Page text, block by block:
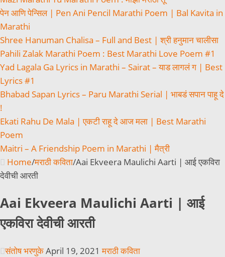
पेन आणि पेन्सिल | Pen Ani Pencil Marathi Poem | Bal Kavita in
Marathi
Shree Hanuman Chalisa – Full and Best | श्री हनुमान चालीसा
Pahili Zalak Marathi Poem : Best Marathi Love Poem #1
Yad Lagala Ga Lyrics in Marathi – Sairat – याड लागलं ग | Best
Lyrics #1
Bhabad Sapan Lyrics – Paru Marathi Serial | भाबडं सपान पाहू दे
!
Ekati Rahu De Mala | एकटी राहू दे आज मला | Best Marathi
Poem
Maitri – A Friendship Poem in Marathi | मैत्री
Home/मराठी कविता/Aai Ekveera Maulichi Aarti | आई एकविरा
देवीची आरती
Aai Ekveera Maulichi Aarti | आई
एकविरा देवीची आरती
संतोष भरणुकेApril 19, 2021 मराठी कविता